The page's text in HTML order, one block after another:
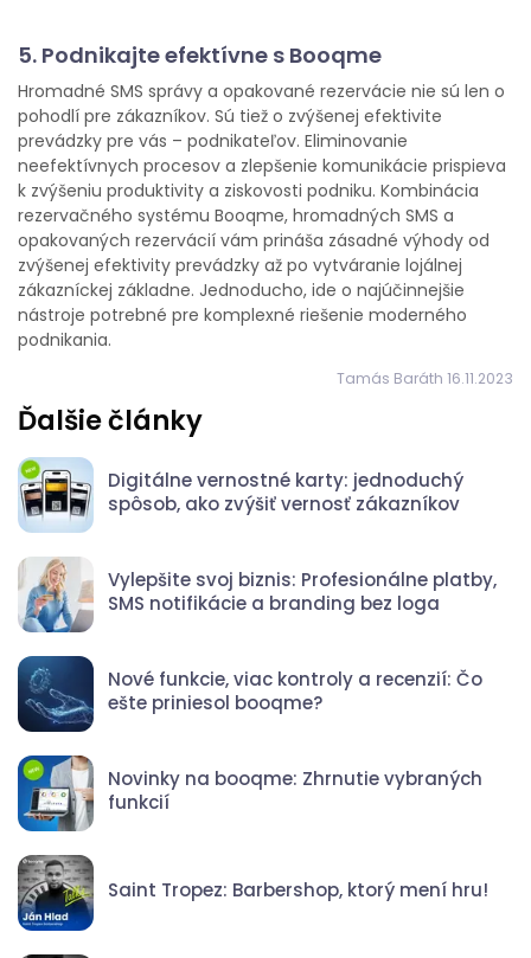
5. Podnikajte efektívne s Booqme
Hromadné SMS správy a opakované rezervácie nie sú len o
pohodlí pre zákazníkov. Sú tiež o zvýšenej efektivite
prevádzky pre vás – podnikateľov. Eliminovanie
neefektívnych procesov a zlepšenie komunikácie prispieva
k zvýšeniu produktivity a ziskovosti podniku. Kombinácia
rezervačného systému Booqme, hromadných SMS a
opakovaných rezervácií vám prináša zásadné výhody od
zvýšenej efektivity prevádzky až po vytváranie lojálnej
zákazníckej základne. Jednoducho, ide o najúčinnejšie
nástroje potrebné pre komplexné riešenie moderného
podnikania.
Tamás Baráth 16.11.2023
Ďalšie články
Digitálne vernostné karty: jednoduchý
spôsob, ako zvýšiť vernosť zákazníkov
Vylepšite svoj biznis: Profesionálne platby,
SMS notifikácie a branding bez loga
Nové funkcie, viac kontroly a recenzií: Čo
ešte priniesol booqme?
Novinky na booqme: Zhrnutie vybraných
funkcií
Saint Tropez: Barbershop, ktorý mení hru!